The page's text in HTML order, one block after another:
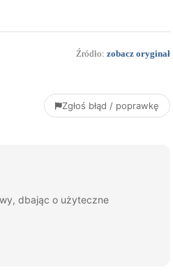
Źródło: zobacz oryginał
Zgłoś błąd / poprawkę
dbając o użyteczne